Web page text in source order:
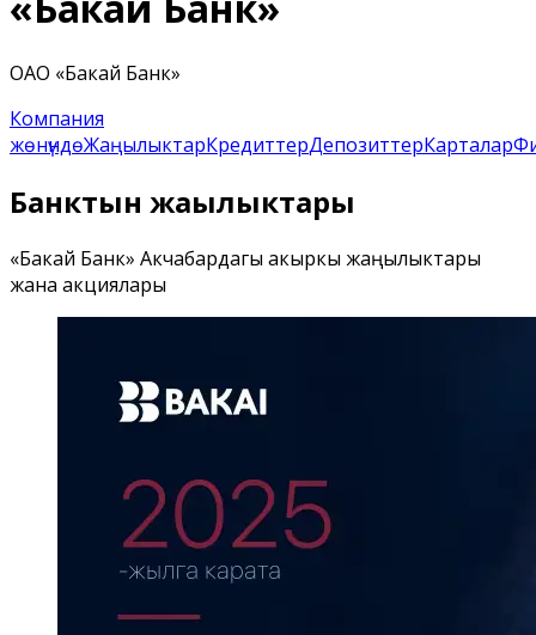
ОАО «Бакай Банк»
Компания
жөнүндөЖаңылыктарКредиттерДепозиттерКарталар
Банктын жаңылыктары
«Бакай Банк» Акчабардагы акыркы жаңылыктары
жана акциялары